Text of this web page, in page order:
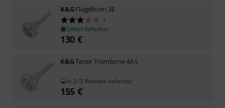
K&GFlugelhorn 3E
1
Sofort lieferbar
130 €
K&GTenor Trombone 4A L
In 2–3 Wochen lieferbar
155 €